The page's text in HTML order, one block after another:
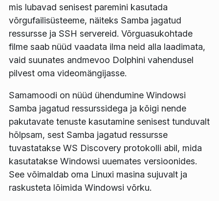
mis lubavad senisest paremini kasutada
võrgufailisüsteeme, näiteks Samba jagatud
ressursse ja SSH servereid. Võrguasukohtade
filme saab nüüd vaadata ilma neid alla laadimata,
vaid suunates andmevoo Dolphini vahendusel
pilvest oma videomängijasse.
Samamoodi on nüüd ühendumine Windowsi
Samba jagatud ressurssidega ja kõigi nende
pakutavate tenuste kasutamine senisest tunduvalt
hõlpsam, sest Samba jagatud ressursse
tuvastatakse WS Discovery protokolli abil, mida
kasutatakse Windowsi uuemates versioonides.
See võimaldab oma Linuxi masina sujuvalt ja
raskusteta lõimida Windowsi võrku.